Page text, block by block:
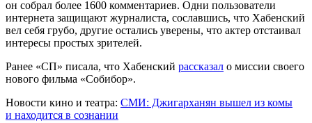
он собрал более 1600 комментариев. Одни пользователи
интернета защищают журналиста, сославшись, что Хабенский
вел себя грубо, другие остались уверены, что актер отстаивал
интересы простых зрителей.
Ранее «СП» писала, что Хабенский рассказал о миссии своего
нового фильма «Собибор».
Новости кино и театра: СМИ: Джигарханян вышел из комы
и находится в сознании